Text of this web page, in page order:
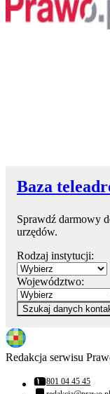
Baza
Sprawdź darmowy
urzędów.
Rodzaj instytucji:
Województwo:
Szukaj danych
Redakcja serwisu
Numer telefonu:
801 04 45 45